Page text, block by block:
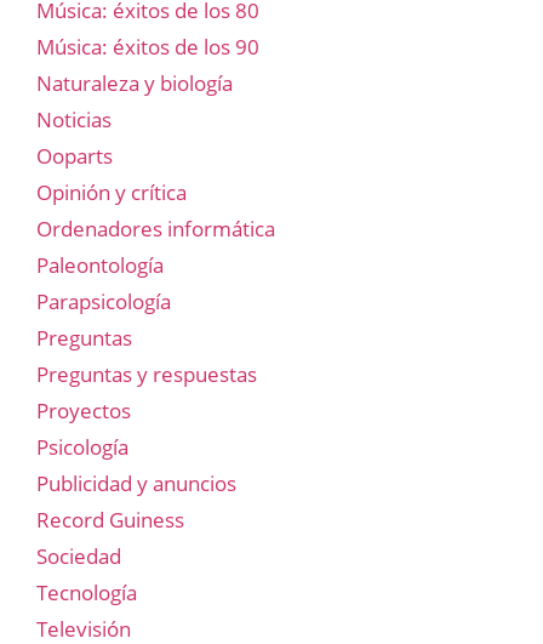
Música: éxitos de los 80
Música: éxitos de los 90
Naturaleza y biología
Noticias
Ooparts
Opinión y crítica
Ordenadores informática
Paleontología
Parapsicología
Preguntas
Preguntas y respuestas
Proyectos
Psicología
Publicidad y anuncios
Record Guiness
Sociedad
Tecnología
Televisión